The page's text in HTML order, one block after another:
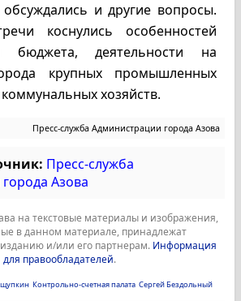
и другие вопросы.
коснулись особенностей
бюджета, деятельности на
крупных промышленных
хозяйств.
Пресс-служба Администрации города Азова
Пресс-служба
Азова
на текстовые материалы и изображения,
в данном материале, принадлежат
и/или его партнерам. Информация
для правообладателей.
Контрольно-счетная палата Сергей Бездольный